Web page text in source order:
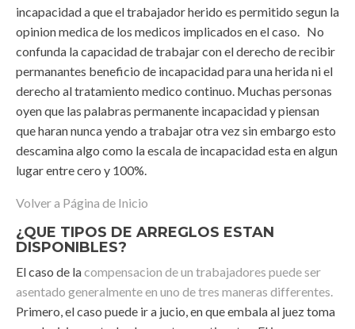
incapacidad a que el trabajador herido es permitido segun la
opinion medica de los medicos implicados en el caso. No
confunda la capacidad de trabajar con el derecho de recibir
permanantes beneficio de incapacidad para una herida ni el
derecho al tratamiento medico continuo. Muchas personas
oyen que las palabras permanente incapacidad y piensan
que haran nunca yendo a trabajar otra vez sin embargo esto
descamina algo como la escala de incapacidad esta en algun
lugar entre cero y 100%.
Volver a Página de Inicio
¿QUE TIPOS DE ARREGLOS ESTAN
DISPONIBLES?
El caso de lacompensacion de un trabajadores puede ser
asentado generalmente en uno de tres maneras differentes.
Primero, el caso puede ir a jucio, en que embala al juez toma